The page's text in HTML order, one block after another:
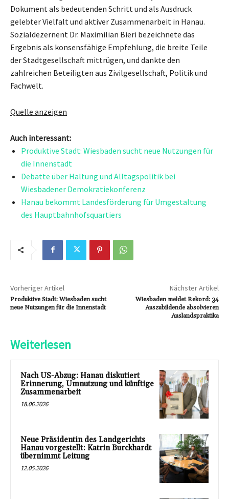
Dokument als bedeutenden Schritt und als Ausdruck
gelebter Vielfalt und aktiver Zusammenarbeit in Hanau.
Sozialdezernent Dr. Maximilian Bieri bezeichnete das
Ergebnis als konsensfähige Empfehlung, die breite Teile
der Stadtgesellschaft mittrügen, und dankte den
zahlreichen Beteiligten aus Zivilgesellschaft, Politik und
Fachwelt.
Quelle anzeigen
Auch interessant:
Produktive Stadt: Wiesbaden sucht neue Nutzungen für
die Innenstadt
Debatte über Haltung und Alltagspolitik bei
Wiesbadener Demokratiekonferenz
Hanau bekommt Landesförderung für Umgestaltung
des Hauptbahnhofsquartiers
Vorheriger Artikel
Produktive Stadt: Wiesbaden sucht
neue Nutzungen für die Innenstadt
Nächster Artikel
Wiesbaden meldet Rekord: 34
Auszubildende absolvieren
Auslandspraktika
Weiterlesen
Nach US-Abzug: Hanau diskutiert
Erinnerung, Umnutzung und künftige
Zusammenarbeit
18.06.2026
Neue Präsidentin des Landgerichts
Hanau vorgestellt: Katrin Burckhardt
übernimmt Leitung
12.05.2026